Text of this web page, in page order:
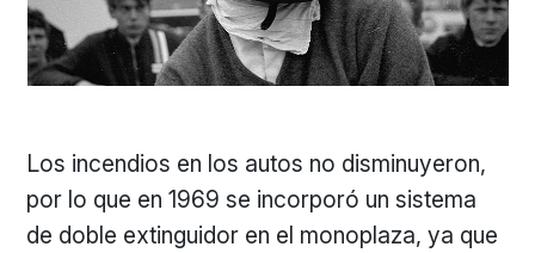
Los incendios en los autos no disminuyeron,
por lo que en 1969 se incorporó un sistema
de doble extinguidor en el monoplaza, ya que